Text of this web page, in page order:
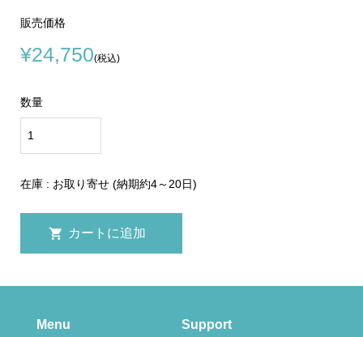
販売価格
¥24,750(税込)
数量
在庫 : お取り寄せ (納期約4～20日)
Menu Support